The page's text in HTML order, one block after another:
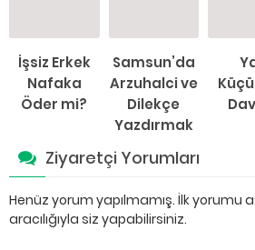
İşsiz Erkek
Nafaka
Öder mi?
Samsun’da
Arzuhalci ve
Dilekçe
Yazdırmak
Ziyaretçi Yorumları
Henüz yorum yapılmamış. İlk yorumu
aracılığıyla siz yapabilirsiniz.